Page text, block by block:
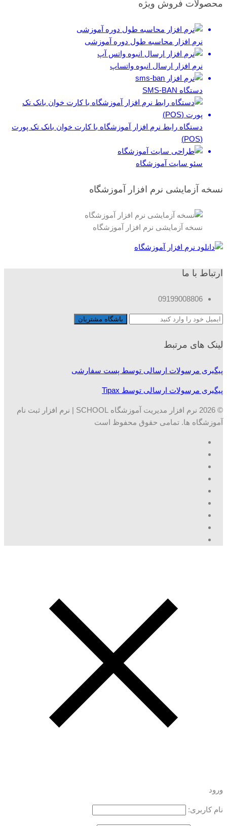
محصولات فروش ویژه
نرم افزار محاسبه طول دوره آموزشی
نرم افزار ارسال انبوه واتساپ
دستگاه SMS-BAN
دستگاه رابط نرم افزار آموزشگاه با کارت خوان بانک تک پورت
(POS)
سئو سایت آموزشگاه
نسخه آزمایشی نرم افزار آموزشگاه
نسخه آزمایشی نرم افزار آموزشگاه
ارتباط با ما
09199008806
لینک های مرتبط
پیگیری مرسولات ارسالی توسط پست سفارشی
پیگیری مرسولات ارسالی توسط Tipax
© 2026 نرم افزار مدیریت آموزشگاه SCHOOL | نرم افزار ثبت نام
آموزشگاه ها. تمامی حقوق محفوظ است
ورود
نام کاربری: